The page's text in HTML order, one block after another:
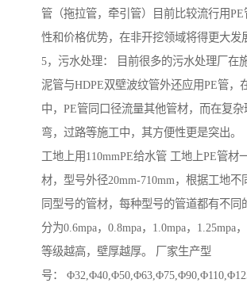
管（拖拉管，牵引管）目前比较流行用
性和价格优势，在非开挖领域将得更大发
5，污水处理： 目前很多的污水处理厂在
泥管与HDPE双壁波纹管外还应用PE管，
中，PE管同口径流量其他管材，而在复
弯，过路等施工中，其方便性更是突出。
工地上用110mmPE给水管 工地上PE管材
材，型号外径20mm-710mm，根据工地不
同型号的管材，每种型号的管道都有不同
分为0.6mpa，0.8mpa，1.0mpa，1.25mpa
等级越高，壁厚越厚。 厂家生产型
号：